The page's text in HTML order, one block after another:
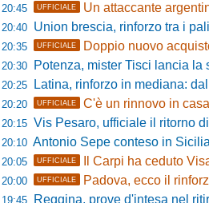
20:45 UFFICIALE Un attaccante
20:40 Union brescia, rinforzo tra i pali: dal
20:35 UFFICIALE Doppio nuovo
20:30 Potenza, mister Tisci lancia la sfida: «Possiamo
20:25 Latina, rinforzo in mediana:
20:20 UFFICIALE C'è un rinnovo in
20:15 Vis Pesaro, ufficiale il ritorno di Simone
20:10 Antonio Sepe conteso in Sicilia:
20:05 UFFICIALE Il Carpi ha ceduto
20:00 UFFICIALE Padova, ecco il
19:45 Reggina, prove d'intesa nel ritiro di